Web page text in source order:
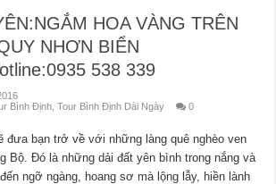
HOA VÀNG TRÊN
NHƠN BIỂN
538 339
Bình Định ,Tour Bình Định Dài Ngày 0
đưa bạn trở về với những làng quê nghèo ven
Bộ. Đó là những dải đất yên bình trong nắng và
ngỡ ngàng, hoang sơ mà lộng lẫy, hiền lành